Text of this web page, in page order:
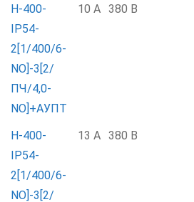
Н-400-
IP54-
2[1/400/6-
NO]-3[2/
ПЧ/4,0-
NO]+АУПТ
10 А 380 В
Н-400-
IP54-
2[1/400/6-
NO]-3[2/
13 А 380 В